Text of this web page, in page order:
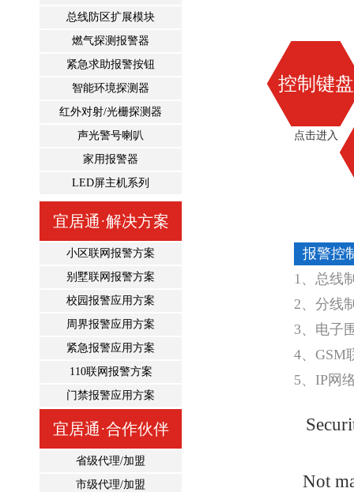
控制键盘
点击进入
报警控
1、总线
2、分线
3、电子
4、GSM
5、IP网
Not
总线防区扩展模块
燃气探测报警器
紧急求助报警按钮
智能环境探测器
红外对射/光栅探测器
声光警号喇叭
家用报警器
LED屏主机系列
宜居通·解决方案
小区联网报警方案
别墅联网报警方案
校园报警应用方案
周界报警应用方案
紧急报警应用方案
110联网报警方案
门禁报警应用方案
宜居通·合作伙伴
省级代理/加盟
市级代理/加盟